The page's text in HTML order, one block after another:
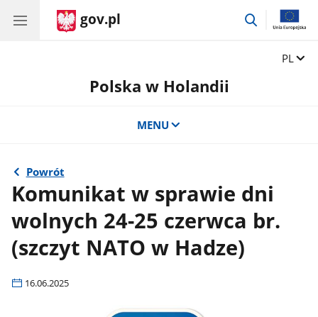
gov.pl
przejdź
Zmień
PL
Polska w Holandii
MENU
Powrót
Komunikat w sprawie dni
wolnych 24-25 czerwca br.
(szczyt NATO w Hadze)
16.06.2025